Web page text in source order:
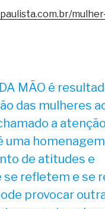
MÃO é
das mulheres
a
uma
de atitudes e
refletem e se
provocar